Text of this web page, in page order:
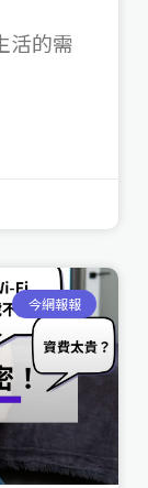
活的需
今網報報